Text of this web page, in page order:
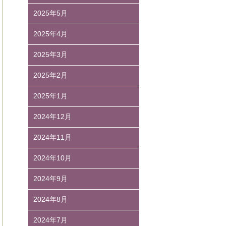
2025年5月
2025年4月
2025年3月
2025年2月
2025年1月
2024年12月
2024年11月
2024年10月
2024年9月
2024年8月
2024年7月